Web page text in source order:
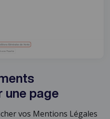
une page
vos Mentions Légales